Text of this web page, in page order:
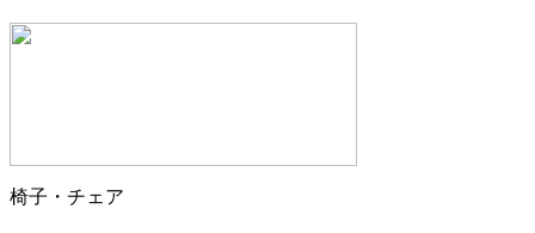
椅子・チェア